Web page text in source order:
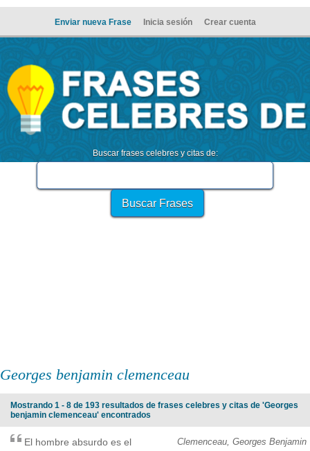
Enviar nueva Frase Inicia sesión Crear cuenta
Buscar frases celebres y citas de:
Georges benjamin clemenceau
Mostrando 1 - 8 de 193 resultados de frases celebres y citas de 'Georges
benjamin clemenceau' encontrados
Clemenceau, Georges Benjamin
El hombre absurdo es el